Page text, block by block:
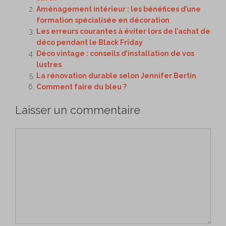
Aménagement intérieur : les bénéfices d’une
formation spécialisée en décoration
Les erreurs courantes à éviter lors de l’achat de
déco pendant le Black Friday
Déco vintage : conseils d’installation de vos
lustres
La rénovation durable selon Jennifer Bertin
Comment faire du bleu ?
Laisser un commentaire